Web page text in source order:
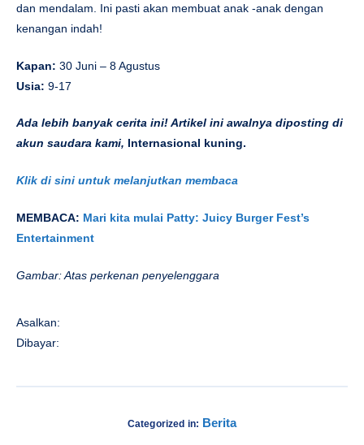
dan mendalam. Ini pasti akan membuat anak -anak dengan
kenangan indah!
Kapan: 30 Juni – 8 Agustus
Usia: 9-17
Ada lebih banyak cerita ini! Artikel ini awalnya diposting di
akun saudara kami, Internasional kuning.
Klik di sini untuk melanjutkan membaca
MEMBACA: Mari kita mulai Patty: Juicy Burger Fest’s
Entertainment
Gambar: Atas perkenan penyelenggara
Asalkan:
Dibayar:
Categorized in: Berita